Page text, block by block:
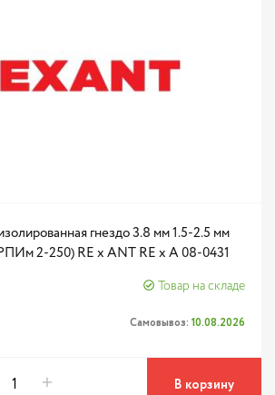
гнездо 3.8 мм 1.5-2.5 мм
2-250) RE x ANT RE x A 08-0431
Товар на складе
Самовывоз: 10.08.2026
В корзину